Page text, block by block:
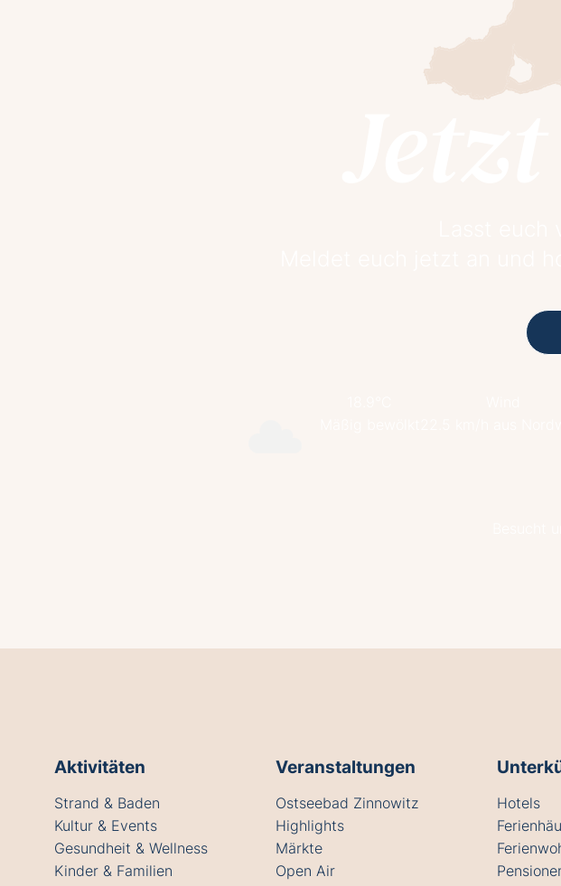
Aktivitäten
Strand & Baden
Kultur & Events
Gesundheit & Wellness
Kinder & Familien
Veranstaltungen
Ostseebad Zinnowitz
Highlights
Märkte
Open Air
Hotels